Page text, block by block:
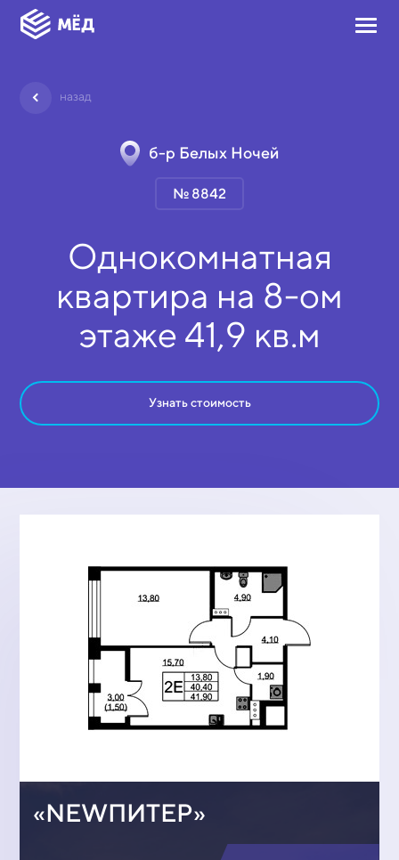
назад
б-р Белых Ночей
№ 8842
Однокомнатная
квартира на 8-ом
этаже 41,9 кв.м
Узнать стоимость
«NEWПИТЕР»